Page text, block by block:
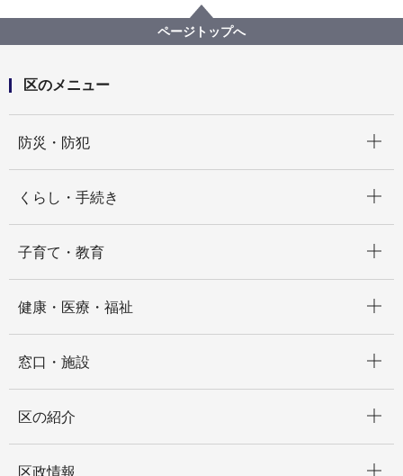
ページトップへ
区のメニュー
防災・防犯
くらし・手続き
子育て・教育
健康・医療・福祉
窓口・施設
区の紹介
区政情報